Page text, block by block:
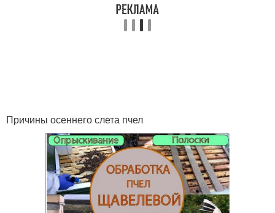
Причины осеннего слета пчел